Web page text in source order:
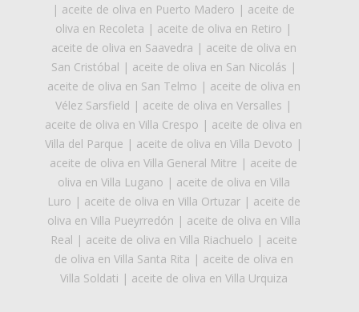
| aceite de oliva en Puerto Madero | aceite de
oliva en Recoleta | aceite de oliva en Retiro |
aceite de oliva en Saavedra | aceite de oliva en
San Cristóbal | aceite de oliva en San Nicolás |
aceite de oliva en San Telmo | aceite de oliva en
Vélez Sarsfield | aceite de oliva en Versalles |
aceite de oliva en Villa Crespo | aceite de oliva en
Villa del Parque | aceite de oliva en Villa Devoto |
aceite de oliva en Villa General Mitre | aceite de
oliva en Villa Lugano | aceite de oliva en Villa
Luro | aceite de oliva en Villa Ortuzar| aceite de
oliva en Villa Pueyrredón | aceite de oliva en Villa
Real | aceite de oliva en Villa Riachuelo | aceite
de oliva en Villa Santa Rita | aceite de oliva en
Villa Soldati | aceite de oliva en Villa Urquiza